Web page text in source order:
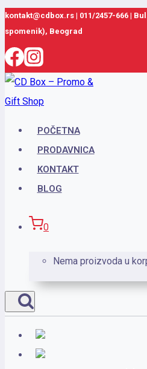
Skip
to
content
kontakt@cdbox.rs | 011/2457-666 |
spomenik), Beograd
POČETNA
PRODAVNICA
KONTAKT
BLOG
0
Nema proizvoda u